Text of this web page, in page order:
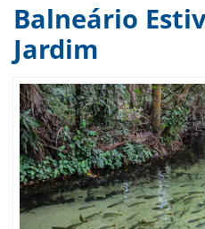
Balneário
Jardim